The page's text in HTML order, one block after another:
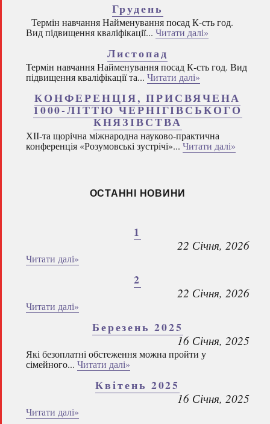
Грудень
Термін навчання Найменування посад К-сть год.
Вид підвищення кваліфікації... Читати далі»
Листопад
Термін навчання Найменування посад К-сть год. Вид
підвищення кваліфікації та... Читати далі»
КОНФЕРЕНЦІЯ, ПРИСВЯЧЕНА
1000-ЛІТТЮ ЧЕРНІГІВСЬКОГО
КНЯЗІВСТВА
ХІІ-та щорічна міжнародна науково-практична
конференція «Розумовські зустрічі»... Читати далі»
ОСТАННІ НОВИНИ
1
22 Січня, 2026
Читати далі»
2
22 Січня, 2026
Читати далі»
Березень 2025
16 Січня, 2025
Які безоплатні обстеження можна пройти у
сімейного... Читати далі»
Квітень 2025
16 Січня, 2025
Читати далі»